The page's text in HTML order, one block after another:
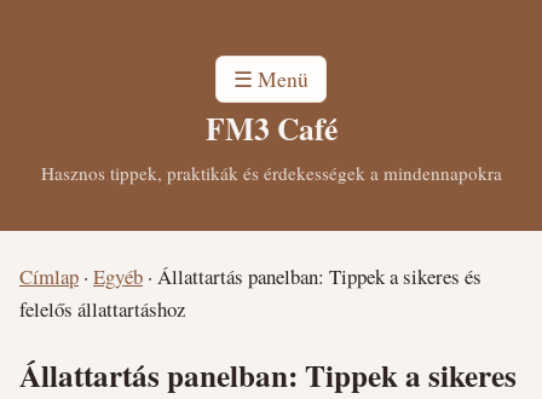
☰ Menü
FM3 Café
Hasznos tippek, praktikák és érdekességek a mindennapokra
Címlap · Egyéb · Állattartás panelban: Tippek a sikeres és
felelős állattartáshoz
Állattartás panelban: Tippek a sikeres